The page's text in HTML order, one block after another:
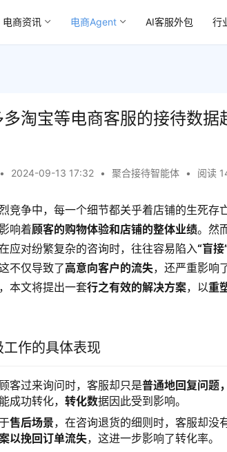
电商资讯 电商Agent AI客服外包 行
淘宝等电商客服的接待数
• 2024-09-13 17:32 • 聚合接待智能体 • 阅读
竞争中，每一个细节都关乎着店铺的生死存
响着顾客的购物体验和店铺的整体业绩。然
应对纷繁复杂的咨询时，往往容易陷入“盲接
不仅导致了高意向客户的流失，还严重影响
本文将提出一套行之有效的解决方案，以重
作的具体表现
客过来询问时，客服却只是普通地回复问题
成功转化，转化数据因此受到影响。
售后场景，在咨询退货的细则时，客服却没
以挽回订单流失，这进一步影响了转化率。